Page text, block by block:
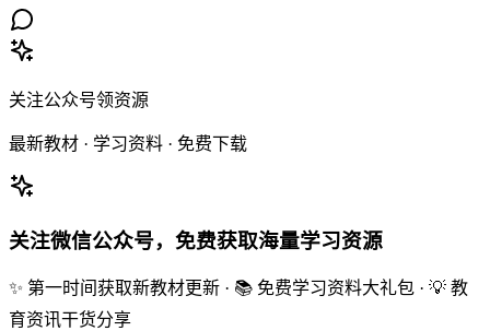
关注公众号领资源
最新教材 · 学习资料 · 免费下载
关注微信公众号，免费获取海量学习资源
✨ 第一时间获取新教材更新 · 📚 免费学习资料大礼包 · 💡 教
育资讯干货分享